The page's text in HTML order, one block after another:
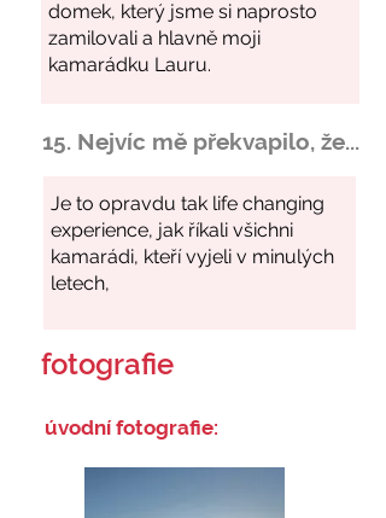
15. Nejvíc mě překvapilo, že...
fotografie
úvodní fotografie: